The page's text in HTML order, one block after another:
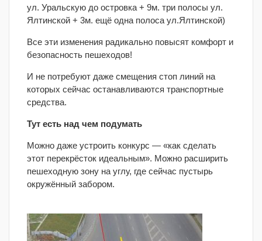
ул. Уральскую до островка + 9м. три полосы ул.
Ялтинской + 3м. ещё одна полоса ул.Ялтинской)
Все эти изменения радикально повысят комфорт и
безопасность пешеходов!
И не потребуют даже смещения стоп линий на
которых сейчас останавливаются транспортные
средства.
Тут есть над чем подумать
Можно даже устроить конкурс — «как сделать
этот перекрёсток идеальным». Можно расширить
пешеходную зону на углу, где сейчас пустырь
окружённый забором.